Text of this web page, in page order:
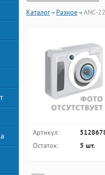
Каталог Разное ANC-
Артикул:
Остаток: 5 шт.